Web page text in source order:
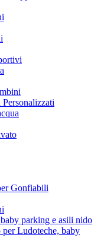
Gonfiabili
parking e asili nido
Ludoteche, baby